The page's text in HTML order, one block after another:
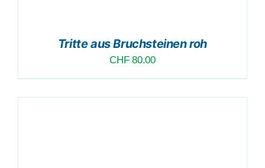
Tritte aus Bruchsteinen roh
CHF 80.00